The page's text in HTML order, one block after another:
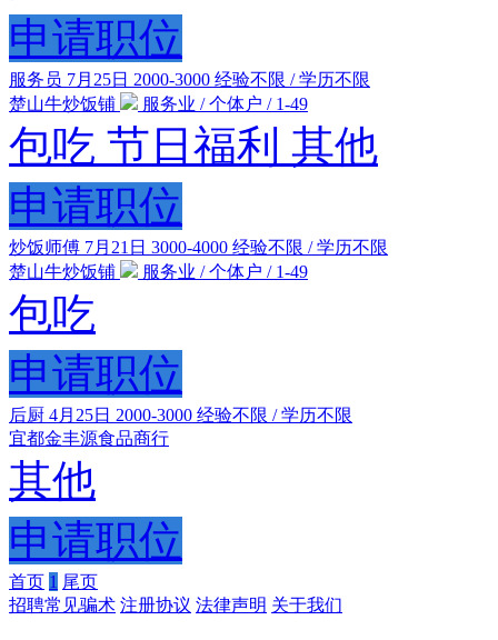
申请职位
服务员 7月25日 2000-3000 经验不限 / 学历不限
楚山牛炒饭铺
服务业 / 个体户 / 1-49
包吃 节日福利 其他
申请职位
炒饭师傅 7月21日 3000-4000 经验不限 / 学历不限
楚山牛炒饭铺
服务业 / 个体户 / 1-49
包吃
申请职位
后厨 4月25日 2000-3000 经验不限 / 学历不限
宜都金丰源食品商行
其他
申请职位
首页 1 尾页
招聘常见骗术 注册协议 法律声明 关于我们